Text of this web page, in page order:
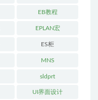
EB教程
EPLAN宏
ES柜
MNS
sldprt
UI界面设计